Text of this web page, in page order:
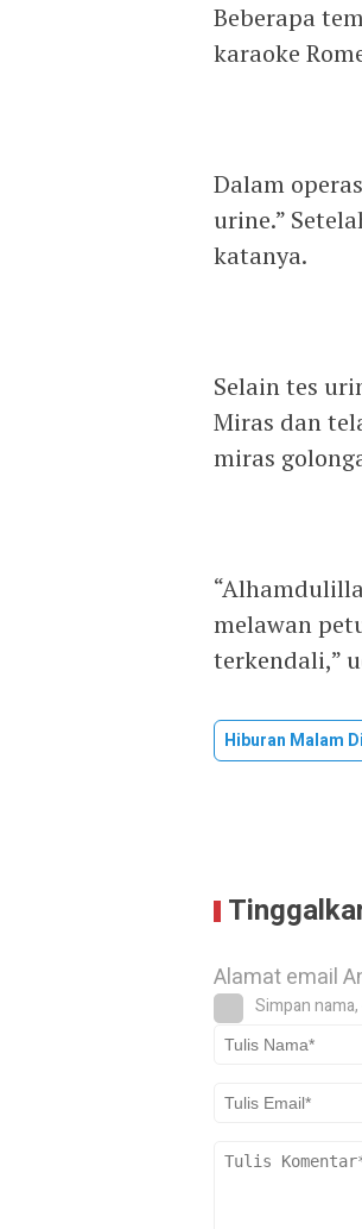
Beberapa
karaoke
Dalam
urine.”
katanya.
Selain tes
Miras dan
miras
melawan
terkendali,”
Hiburan Malam
Alamat email
Simpan